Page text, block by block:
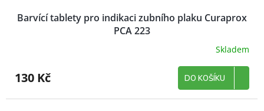
Barvící tablety pro indikaci zubního plaku Curaprox
PCA 223
Skladem
130 Kč DO KOŠÍKU